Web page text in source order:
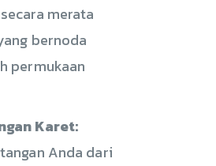
merata
bernoda
permukaan
Karet:
Anda dari